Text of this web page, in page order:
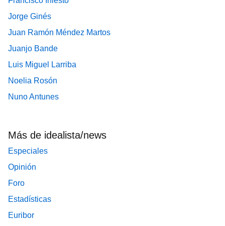
Jorge Ginés
Juan Ramón Méndez Martos
Juanjo Bande
Luis Miguel Larriba
Noelia Rosón
Nuno Antunes
Más de idealista/news
Especiales
Opinión
Foro
Estadísticas
Euribor